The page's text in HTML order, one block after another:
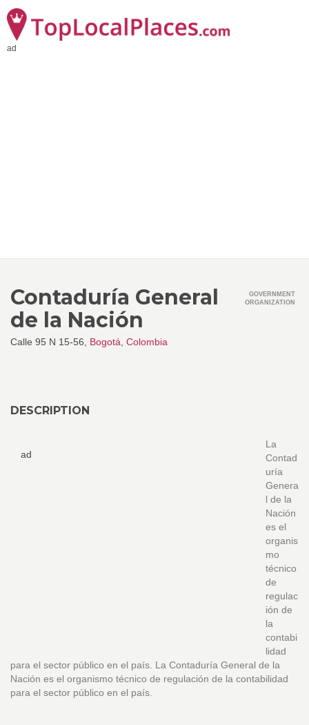
ad
Contaduría General
de la Nación
Calle 95 N 15-56, Bogotá Colombia
GOVERNMENT
ORGANIZATION
DESCRIPTION
ad
La
Contad
uría
Genera
l de la
Nación
es el
organis
mo
técnico
de
regulac
ión de
la
contabi
lidad
para el sector público en el país. La Contaduría General de la
Nación es el organismo técnico de regulación de la contabilidad
para el sector público en el país.